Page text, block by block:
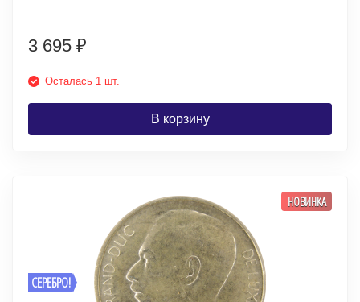
3 695 ₽
Осталась 1 шт.
В корзину
СЕРЕБРО!
НОВИНКА